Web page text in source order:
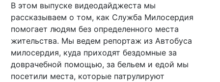
В этом выпуске видеодайджеста мы
рассказываем о том, как Служба Милосердия
помогает людям без определенного места
жительства. Мы ведем репортаж из Автобуса
милосердия, куда приходят бездомные за
доврачебной помощью, за бельем и едой мы
посетили места, которые патрулируют